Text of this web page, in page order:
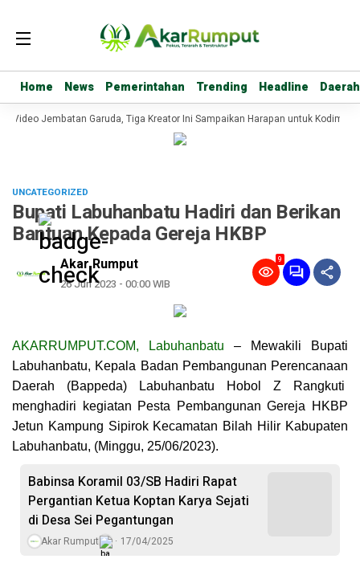
Home News Pemerintahan Trending Headline Daerah
Home News Pemerintahan Trending Headline Daerah
Video Jembatan Garuda, Tiga Kreator Ini Sampaikan Harapan untuk Kodim
UNCATEGORIZED
Bupati Labuhanbatu Hadiri dan Berikan
Bantuan Kepada Gereja HKBP
Akar Rumput
26 Jun 2023 - 00:00 WIB
9
AKARRUMPUT.COM, Labuhanbatu – Mewakili Bupati
Labuhanbatu, Kepala Badan Pembangunan Perencanaan
Daerah (Bappeda) Labuhanbatu Hobol Z Rangkuti
menghadiri kegiatan Pesta Pembangunan Gereja HKBP
Jetun Kampung Sipirok Kecamatan Bilah Hilir Kabupaten
Labuhanbatu, (Minggu, 25/06/2023).
Babinsa Koramil 03/SB Hadiri Rapat
Pergantian Ketua Koptan Karya Sejati
di Desa Sei Pegantungan
Akar Rumput 17/04/2025